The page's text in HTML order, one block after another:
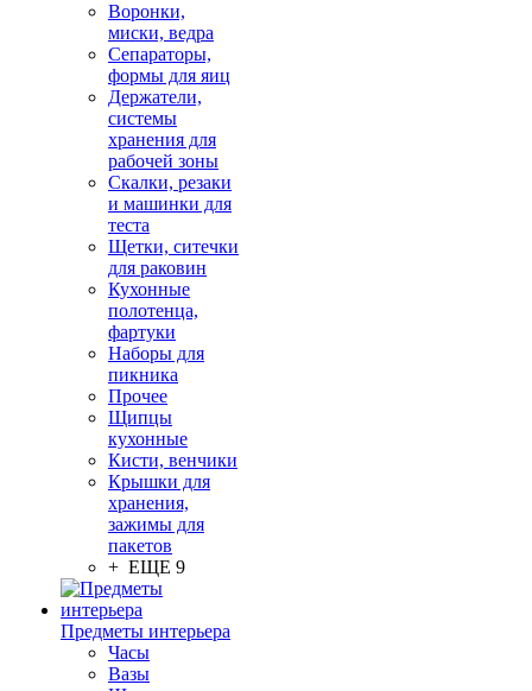
Воронки,
миски, ведра
Сепараторы,
формы для яиц
Держатели,
системы
хранения для
рабочей зоны
Скалки, резаки
и машинки для
теста
Щетки, ситечки
для раковин
Кухонные
полотенца,
фартуки
Наборы для
пикника
Прочее
Щипцы
кухонные
Кисти, венчики
Крышки для
хранения,
зажимы для
пакетов
+ ЕЩЕ 9
Предметы интерьера
Часы
Вазы